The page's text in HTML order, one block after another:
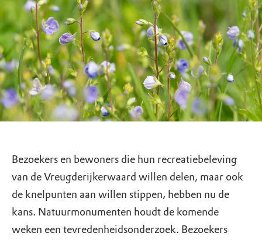
Bezoekers en bewoners die hun recreatiebeleving
van de Vreugderijkerwaard willen delen, maar ook
de knelpunten aan willen stippen, hebben nu de
kans. Natuurmonumenten houdt de komende
weken een tevredenheidsonderzoek. Bezoekers